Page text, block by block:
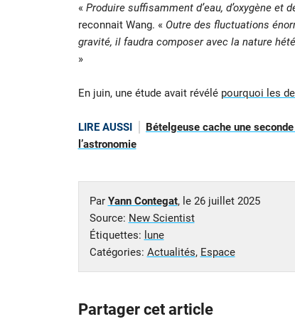
« Produire suffisamment d’eau, d’oxygène
reconnait Wang. « Outre des fluctuations
gravité, il faudra composer avec la nature
»
En juin, une étude avait révélé pourquoi les
LIRE AUSSI
Bételgeuse cache une
l’astronomie
Par Yann Contegat, le 26 juillet 2025
Source: New Scientist
Étiquettes: lune
Catégories: Actualités, Espace
Partager cet article